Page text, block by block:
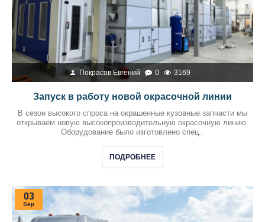
Покрасов Евгений 0 3169
Запуск в работу новой окрасочной линии
В сезон высокого спроса на окрашенные кузовные запчасти мы
открываем новую высокопроизводительную окрасочную линию.
Оборудование было изготовлено спец..
ПОДРОБНЕЕ
03
Sep